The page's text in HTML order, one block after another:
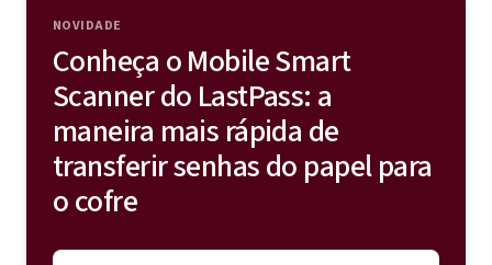
NOVIDADE
Conheça o Mobile Smart
Scanner do LastPass: a
maneira mais rápida de
transferir senhas do papel para
o cofre